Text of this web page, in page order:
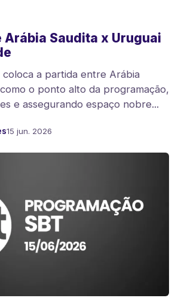
Arábia Saudita x Uruguai
a partida entre Arábia
o ponto alto da programação,
e assegurando espaço nobre...
15 jun. 2026